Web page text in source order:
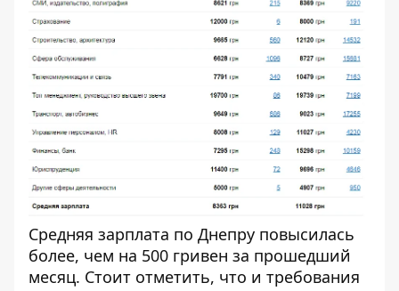
Средняя зарплата по Днепру повысилась
более, чем на 500 гривен за прошедший
месяц. Стоит отметить, что и требования